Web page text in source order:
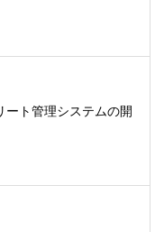
ート管理システムの開